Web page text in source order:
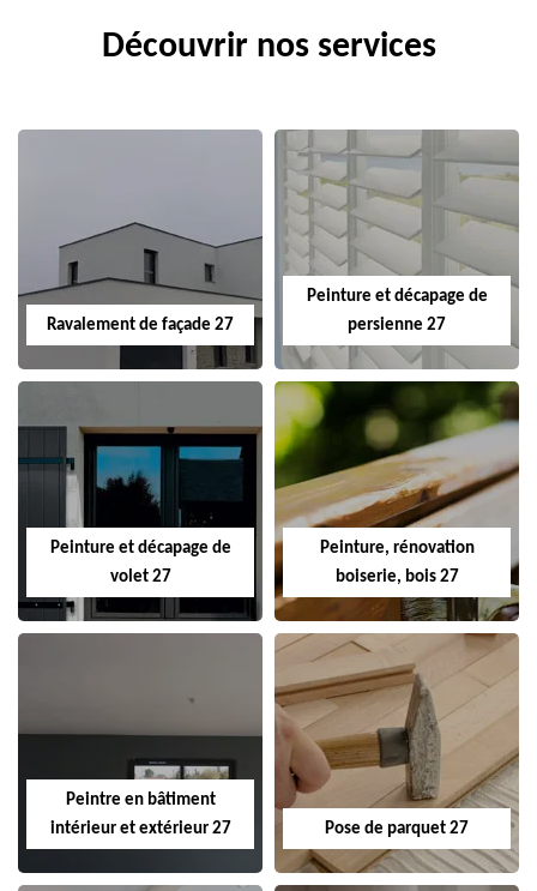
Découvrir nos services
Ravalement de façade 27
Peinture et décapage de
persienne 27
Peinture et décapage de
volet 27
Peinture, rénovation
boiserie, bois 27
Peintre en bâtiment
intérieur et extérieur 27
Pose de parquet 27